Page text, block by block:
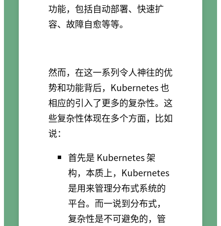
功能，包括自动部署、快速扩
容、故障自愈等等。
然而，在这一系列令人神往的优
势和功能背后，Kubernetes 也
相应的引入了更多的复杂性。这
些复杂性体现在多个方面，比如
说：
首先是 Kubernetes 架
构，本质上，Kubernetes
是用来管理分布式系统的
平台。而一说到分布式，
复杂性是不可避免的，管